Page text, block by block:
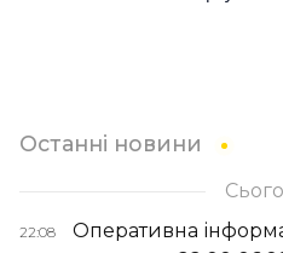
Останні новини
22:08
Оперативна